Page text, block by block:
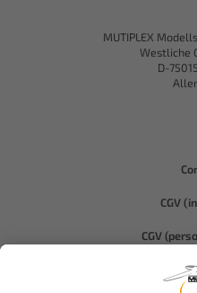
MUTIPLEX
Westliche
D-
CGV
CGV
Protection